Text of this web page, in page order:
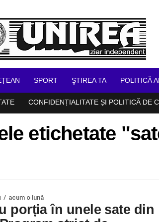
SPORT ŞTIREA TA POLITICĂ
CONFIDENȚIALITATE ȘI POLITICĂ DE
etichetate
acum o lună
porția în unele sate din